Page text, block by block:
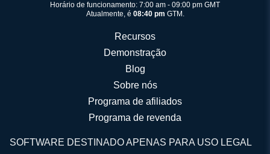
Horário de funcionamento: 7:00 am - 09:00 pm GMT
Atualmente, é 08:40 pm GTM.
Recursos
Demonstração
Blog
Sobre nós
Programa de afiliados
Programa de revenda
SOFTWARE DESTINADO APENAS PARA USO LEGAL